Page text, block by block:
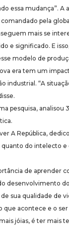
essa mudança”.
pela
mais se
e significado. E
modelo de
era tem um
industrial. “A
pesquisa,
A República,
do intelecto
de aprender
desenvolvimento
sua qualidade de
que acontece e o
jóias, é ter